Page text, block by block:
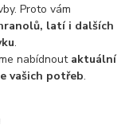
Proto vám
latí i dalších
.
nabídnout aktuální
vašich potřeb.